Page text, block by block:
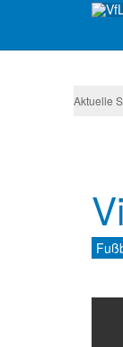
Aktuelle